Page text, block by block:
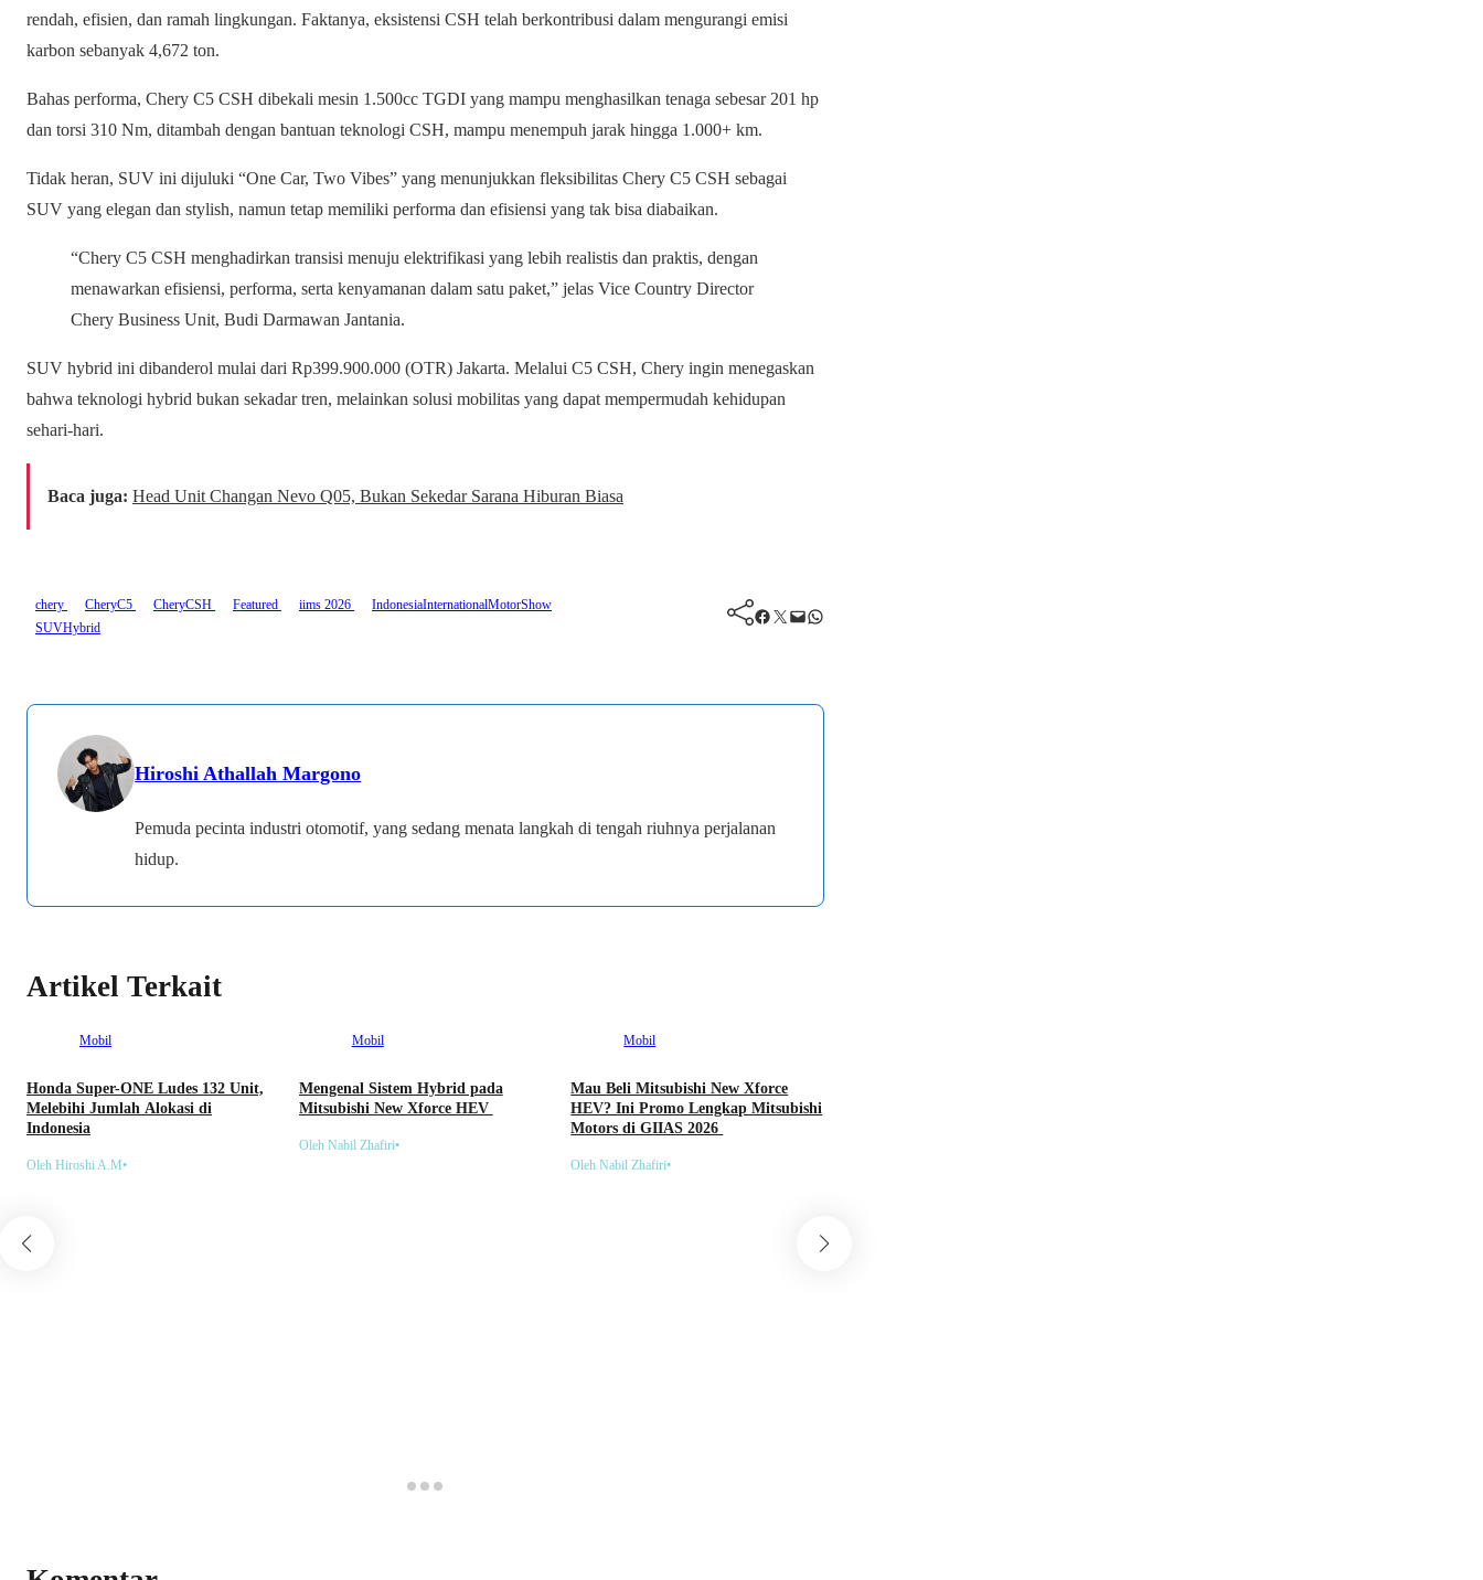
rendah, efisien, dan ramah lingkungan. Faktanya, eksistensi CSH telah berkontribusi dalam mengurangi emisi
karbon sebanyak 4,672 ton.
Bahas performa, Chery C5 CSH dibekali mesin 1.500cc TGDI yang mampu menghasilkan tenaga sebesar 201 hp
dan torsi 310 Nm, ditambah dengan bantuan teknologi CSH, mampu menempuh jarak hingga 1.000+ km.
Tidak heran, SUV ini dijuluki “One Car, Two Vibes” yang menunjukkan fleksibilitas Chery C5 CSH sebagai
SUV yang elegan dan stylish, namun tetap memiliki performa dan efisiensi yang tak bisa diabaikan.
“Chery C5 CSH menghadirkan transisi menuju elektrifikasi yang lebih realistis dan praktis, dengan
menawarkan efisiensi, performa, serta kenyamanan dalam satu paket,” jelas Vice Country Director
Chery Business Unit, Budi Darmawan Jantania.
SUV hybrid ini dibanderol mulai dari Rp399.900.000 (OTR) Jakarta. Melalui C5 CSH, Chery ingin menegaskan
bahwa teknologi hybrid bukan sekadar tren, melainkan solusi mobilitas yang dapat mempermudah kehidupan
sehari-hari.
Baca juga: Head Unit Changan Nevo Q05, Bukan Sekedar Sarana Hiburan Biasa
chery CheryC5 CheryCSH Featured iims 2026
IndonesiaInternationalMotorShow
SUVHybrid
Facebook Twitter Mail WhatsApp
Hiroshi Athallah Margono
Pemuda pecinta industri otomotif, yang sedang menata langkah di tengah riuhnya perjalanan
hidup.
Artikel Terkait
Mobil
Honda Super-ONE Ludes 132 Unit,
Melebihi Jumlah Alokasi di
Indonesia
Oleh Hiroshi A.M•
Mobil
Mengenal Sistem Hybrid pada
Mitsubishi New Xforce HEV
Oleh Nabil Zhafiri•
Mobil
Mau Beli Mitsubishi New Xforce
HEV? Ini Promo Lengkap Mitsubishi
Motors di GIIAS 2026
Oleh Nabil Zhafiri•